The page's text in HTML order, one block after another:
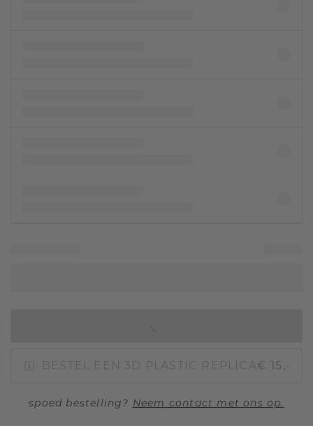
BESTEL EEN 3D PLASTIC REPLICA€ 15,-
spoed bestelling? Neem contact met ons op.